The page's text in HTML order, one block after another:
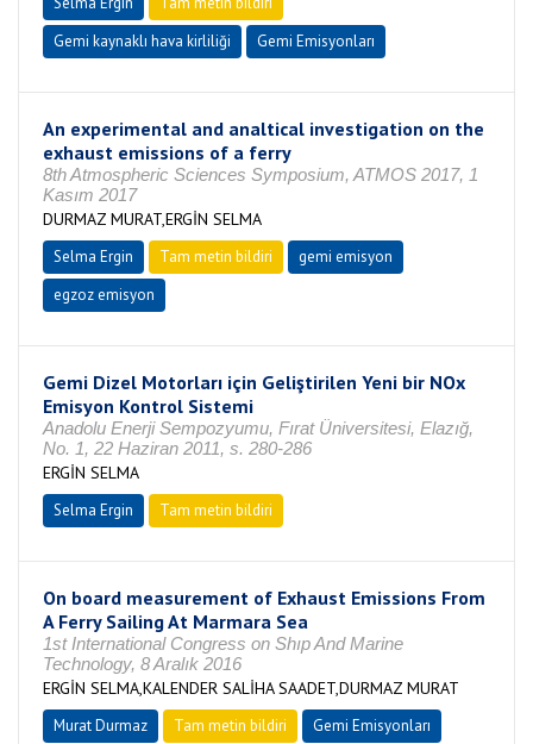
Gemi kaynaklı hava kirliliği
Gemi Emisyonları
An experimental and analtical investigation on the
exhaust emissions of a ferry
8th Atmospheric Sciences Symposium, ATMOS 2017, 1
Kasım 2017
DURMAZ MURAT,ERGİN SELMA
Selma Ergin Tam metin bildiri
gemi emisyon
egzoz emisyon
Gemi Dizel Motorları için Geliştirilen Yeni bir NOx
Emisyon Kontrol Sistemi
Anadolu Enerji Sempozyumu, Fırat Üniversitesi, Elazığ,
No. 1, 22 Haziran 2011, s. 280-286
ERGİN SELMA
Selma Ergin Tam metin bildiri
On board measurement of Exhaust Emissions From
A Ferry Sailing At Marmara Sea
1st International Congress on Shıp And Marine
Technology, 8 Aralık 2016
ERGİN SELMA,KALENDER SALİHA SAADET,DURMAZ MURAT
Murat Durmaz Tam metin bildiri
Gemi Emisyonları